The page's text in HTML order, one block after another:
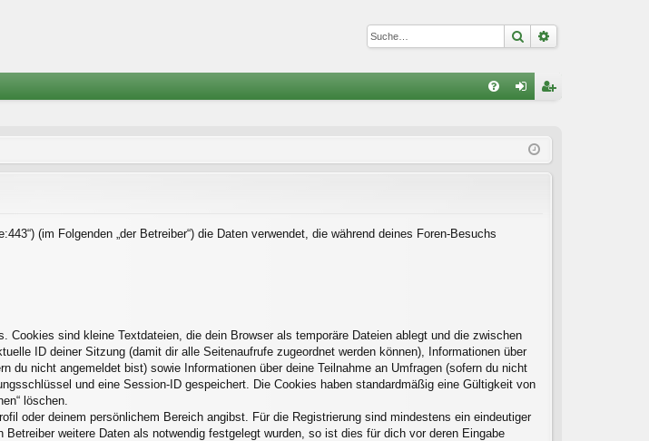
Suche
ist
(im Folgenden „der Betreiber“) die Daten verwendet, die während deines Foren-Besuchs
sind kleine Textdateien, die dein Browser als temporäre Dateien ablegt und die zwischen
ID deiner Sitzung (damit dir alle Seitenaufrufe zugeordnet werden können), Informationen über
du nicht angemeldet bist) sowie Informationen über deine Teilnahme an Umfragen (sofern du nicht
und eine Session-ID gespeichert. Die Cookies haben standardmäßig eine Gültigkeit von
löschen.
oder deinem persönlichem Bereich angibst. Für die Registrierung sind mindestens ein eindeutiger
weitere Daten als notwendig festgelegt wurden, so ist dies für dich vor deren Eingabe